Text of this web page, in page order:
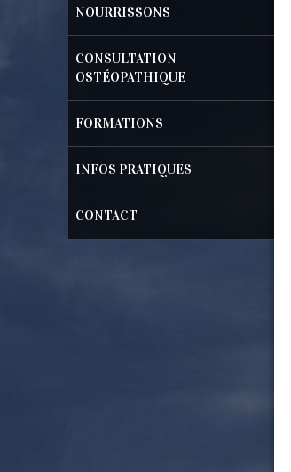
NOURRISSONS
CONSULTATION
OSTÉOPATHIQUE
FORMATIONS
INFOS PRATIQUES
CONTACT